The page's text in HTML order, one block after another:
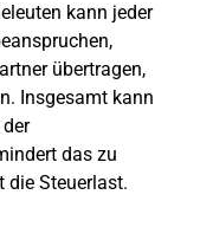
kann jeder
übertragen,
Insgesamt kann
das zu
die Steuerlast.